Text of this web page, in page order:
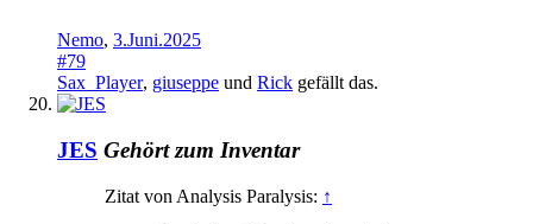
Nemo, 3.Juni.2025
#79
Sax_Player, giuseppe und Rick gefällt das.
JES Gehört zum Inventar
Zitat von Analysis Paralysis: ↑